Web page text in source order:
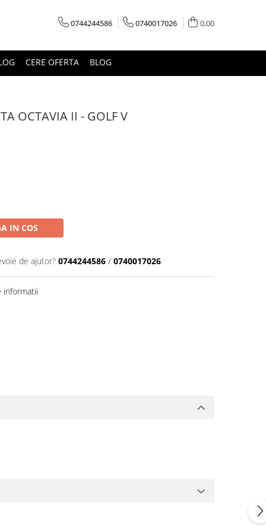
0744244586 0740017026 0,00
CERE OFERTA BLOG
OCTAVIA II - GOLF V
IN COS
de ajutor? 0744244586 / 0740017026
informatii